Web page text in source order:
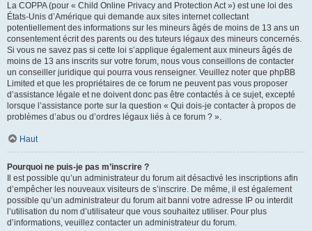
La COPPA (pour « Child Online Privacy and Protection Act ») est une loi des
États-Unis d’Amérique qui demande aux sites internet collectant
potentiellement des informations sur les mineurs âgés de moins de 13 ans un
consentement écrit des parents ou des tuteurs légaux des mineurs concernés.
Si vous ne savez pas si cette loi s’applique également aux mineurs âgés de
moins de 13 ans inscrits sur votre forum, nous vous conseillons de contacter
un conseiller juridique qui pourra vous renseigner. Veuillez noter que phpBB
Limited et que les propriétaires de ce forum ne peuvent pas vous proposer
d’assistance légale et ne doivent donc pas être contactés à ce sujet, excepté
lorsque l’assistance porte sur la question « Qui dois-je contacter à propos de
problèmes d’abus ou d’ordres légaux liés à ce forum ? ».
Haut
Pourquoi ne puis-je pas m’inscrire ?
Il est possible qu’un administrateur du forum ait désactivé les inscriptions afin
d’empêcher les nouveaux visiteurs de s’inscrire. De même, il est également
possible qu’un administrateur du forum ait banni votre adresse IP ou interdit
l’utilisation du nom d’utilisateur que vous souhaitez utiliser. Pour plus
d’informations, veuillez contacter un administrateur du forum.